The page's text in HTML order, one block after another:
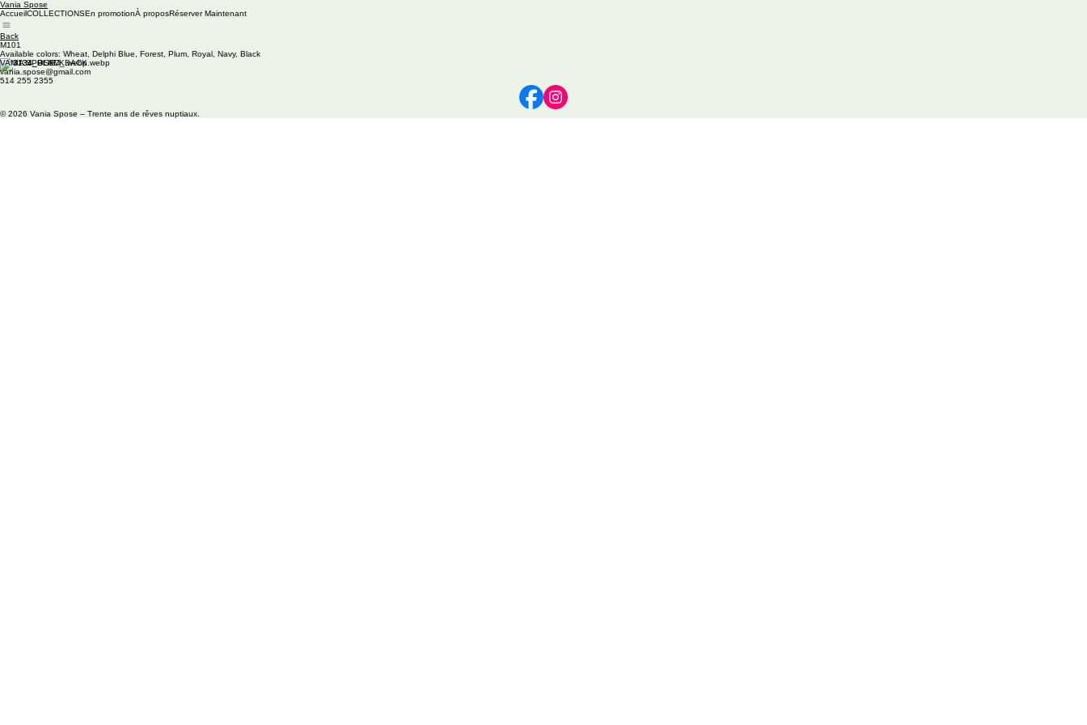
Vania Spose
AccueilCOLLECTIONSEn promotionÀ proposRéserver Maintenant
Back
M101
Available colors: Wheat, Delphi Blue, Forest, Plum, Royal, Navy, Black
VANIA SPOSE
vania.spose@gmail.com
514 255 2355
© 2026 Vania Spose – Trente ans de rêves nuptiaux.